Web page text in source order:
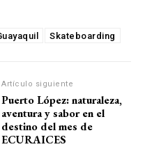
Skateboarding
Artículo siguiente
Puerto López: naturaleza,
aventura y sabor en el
destino del mes de
ECURAICES